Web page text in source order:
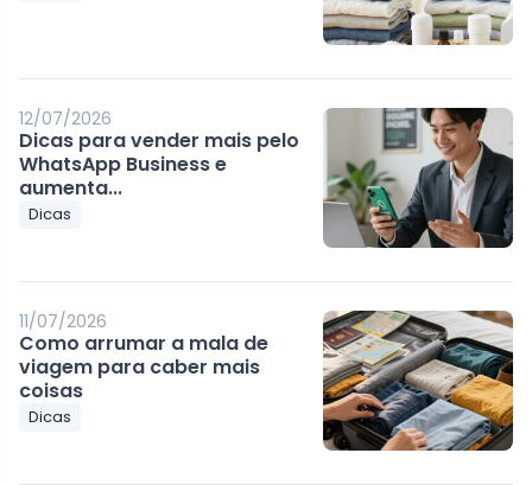
12/07/2026
Dicas para vender mais pelo
WhatsApp Business e
aumenta...
Dicas
11/07/2026
Como arrumar a mala de
viagem para caber mais
coisas
Dicas